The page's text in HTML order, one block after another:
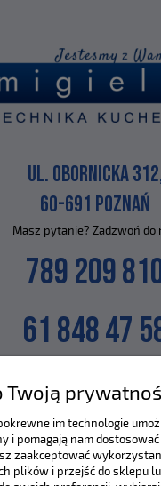
UL. OBORNICKA
60-691 POZNAŃ
Masz pytanie? Zadzwoń do
789 209
61 848 47
Poznaj nas bliżej :)
Twoją
im technologie
i pomagają nam
zaakceptować
plików i przejść do sklepu